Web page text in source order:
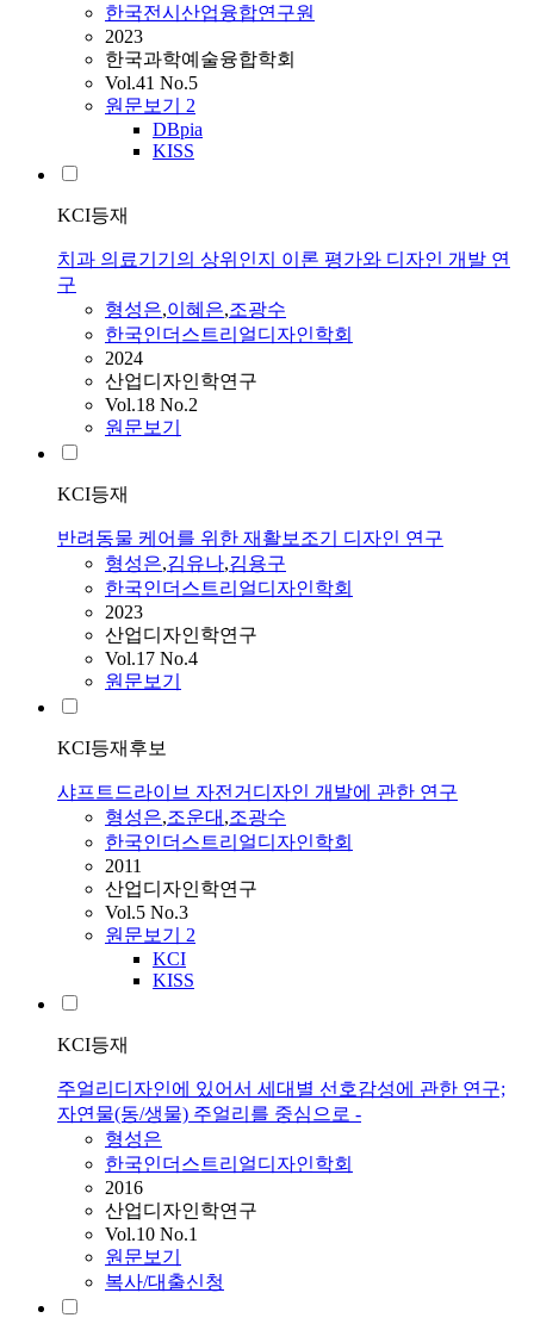
한국전시산업융합연구원
2023
한국과학예술융합학회
Vol.41 No.5
원문보기 2
DBpia
KISS
KCI등재
치과 의료기기의 상위인지 이론 평가와 디자인 개발 연
구
형성은,이혜은,조광수
한국인더스트리얼디자인학회
2024
산업디자인학연구
Vol.18 No.2
원문보기
KCI등재
반려동물 케어를 위한 재활보조기 디자인 연구
형성은,김유나,김용구
한국인더스트리얼디자인학회
2023
산업디자인학연구
Vol.17 No.4
원문보기
KCI등재후보
샤프트드라이브 자전거디자인 개발에 관한 연구
형성은,조운대 ,조광수
한국인더스트리얼디자인학회
2011
산업디자인학연구
Vol.5 No.3
원문보기 2
KCI
KISS
KCI등재
주얼리디자인에 있어서 세대별 선호감성에 관한 연구;
자연물(동/생물) 주얼리를 중심으로 -
형성은
한국인더스트리얼디자인학회
2016
산업디자인학연구
Vol.10 No.1
원문보기
복사/대출신청